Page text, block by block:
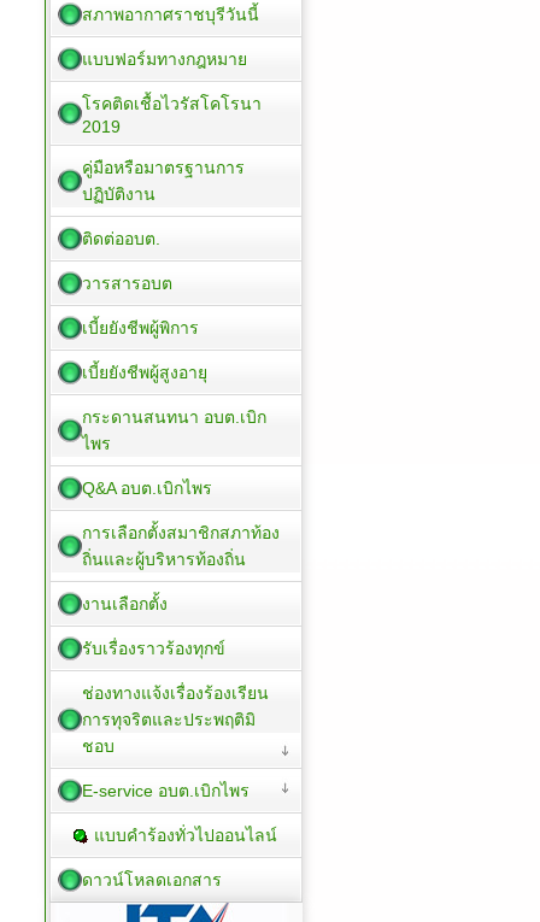
สภาพอากาศราชบุรีวันนี้
แบบฟอร์มทางกฎหมาย
โรคติดเชื้อไวรัสโคโรนา
2019
คู่มือหรือมาตรฐานการ
ปฏิบัติงาน
ติดต่ออบต.
วารสารอบต
เบี้ยยังชีพผู้พิการ
เบี้ยยังชีพผู้สูงอายุ
กระดานสนทนา อบต.เบิก
ไพร
Q&A อบต.เบิกไพร
การเลือกตั้งสมาชิกสภาท้อง
ถิ่นและผู้บริหารท้องถิ่น
งานเลือกตั้ง
รับเรื่องราวร้องทุกข์
ช่องทางแจ้งเรื่องร้องเรียน
การทุจริตและประพฤติมิ
ชอบ
E-service อบต.เบิกไพร
แบบคำร้องทั่วไปออนไลน์
ดาวน์โหลดเอกสาร